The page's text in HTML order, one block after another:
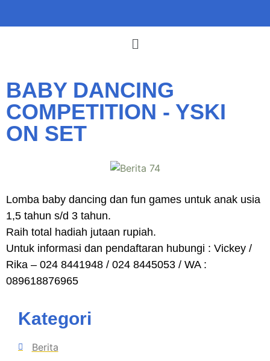
BABY DANCING
COMPETITION - YSKI
ON SET
Lomba baby dancing dan fun games untuk anak usia
1,5 tahun s/d 3 tahun.
Raih total hadiah jutaan rupiah.
Untuk informasi dan pendaftaran hubungi : Vickey /
Rika – 024 8441948 / 024 8445053 / WA :
089618876965
Kategori
Berita